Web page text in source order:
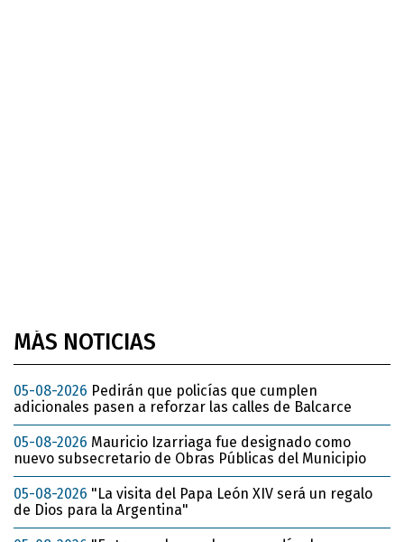
MÁS NOTICIAS
05-08-2026 Pedirán que policías que cumplen
adicionales pasen a reforzar las calles de Balcarce
05-08-2026 Mauricio Izarriaga fue designado como
nuevo subsecretario de Obras Públicas del Municipio
05-08-2026 "La visita del Papa León XIV será un regalo
de Dios para la Argentina"